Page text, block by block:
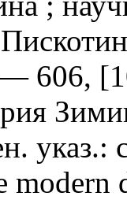
606,
указ.:
modern